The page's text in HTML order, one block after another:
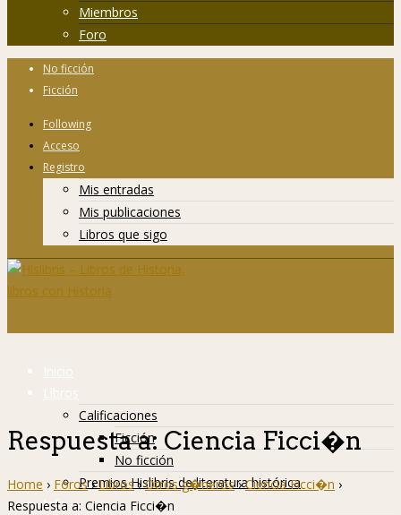
Miembros
Foro
No ficción
Ficción
Following
Acceso
Registro
Mis entradas
Mis publicaciones
Libros que sigo
Inicio
Libros
Calificaciones
Ficción
No ficción
Premios Hislibris de literatura histórica
Info
Respuesta a: Ciencia Ficci�n
Home › Foros › Libros › Otros g�neros › Ciencia Ficci�n ›
Respuesta a: Ciencia Ficci�n